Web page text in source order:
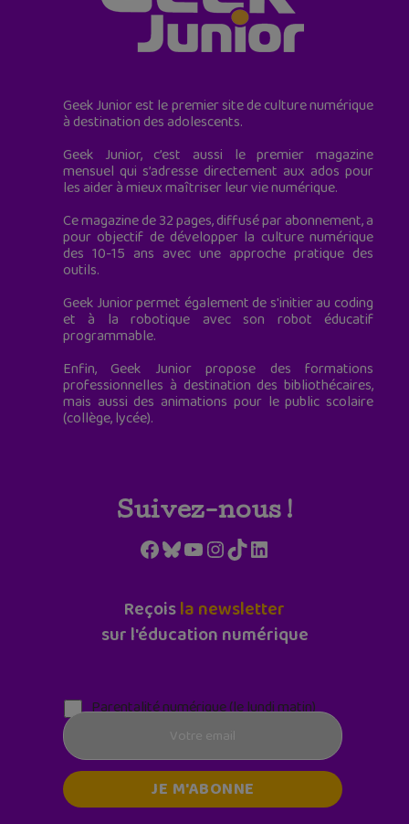
Geek Junior est le premier site de culture numérique
à destination des adolescents.
Geek Junior, c’est aussi le premier magazine
mensuel qui s’adresse directement aux ados pour
les aider à mieux maîtriser leur vie numérique.
Ce magazine de 32 pages, diffusé par abonnement, a
pour objectif de développer la culture numérique
des 10-15 ans avec une approche pratique des
outils.
Geek Junior permet également de s'initier au coding
et à la robotique avec son robot éducatif
programmable.
Enfin, Geek Junior propose des formations
professionnelles à destination des bibliothécaires,
mais aussi des animations pour le public scolaire
(collège, lycée).
Suivez-nous !
Facebook
Bluesky
YouTube
Instagram
TikTokLinkedIn
Reçoisla newsletter
sur l'éducation numérique
Parentalité numérique (le lundi matin)